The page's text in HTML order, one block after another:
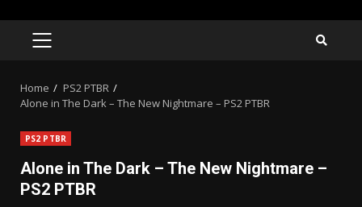
PRIMARY
Home
PS2 PTBR
Alone in The Dark – The New Nightmare – PS2 PTBR
PS2 PTBR
Alone in The Dark – The New Nightmare –
PS2 PTBR